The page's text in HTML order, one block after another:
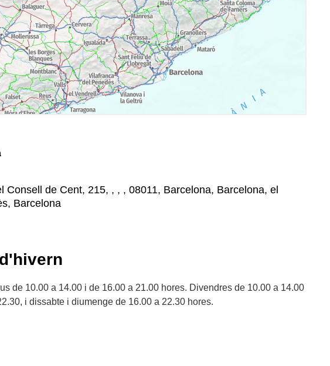
Consell de Cent, 215, , , , 08011, Barcelona, Barcelona, el
Barcelona
de 10.00 a 14.00 i de 16.00 a 21.00 hores. Divendres de 10.00 a 14.00
i dissabte i diumenge de 16.00 a 22.30 hores.